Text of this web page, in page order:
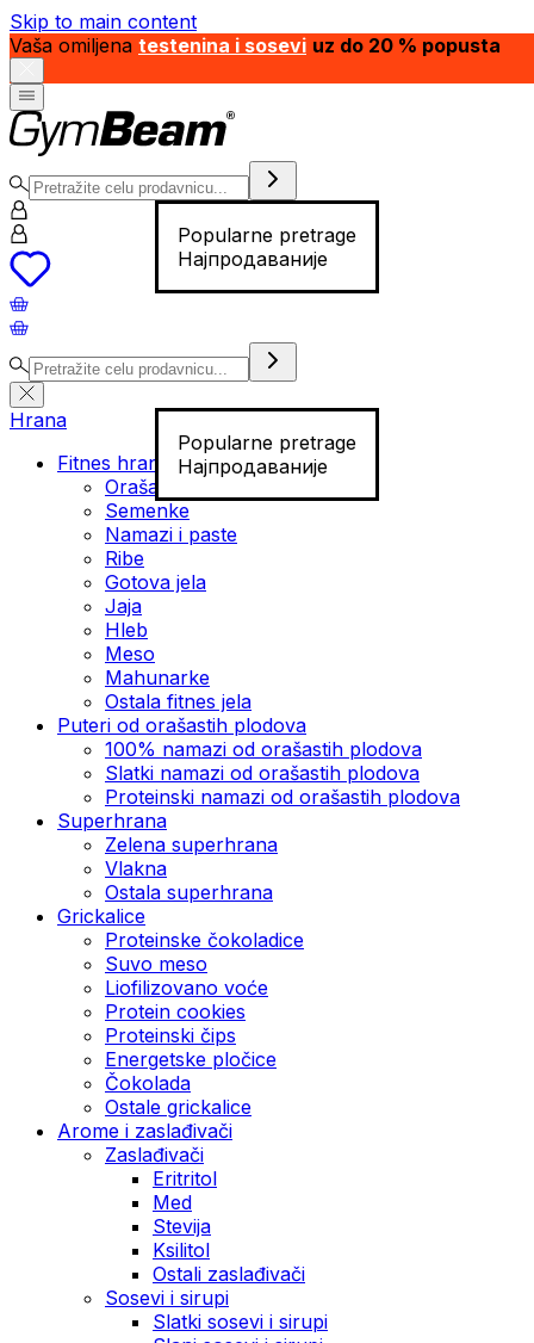
Skip to main content
Vaša omiljena testenina i sosevi uz do 20 % popusta
Popularne pretrage
Најпродаваније
Popularne pretrage
Најпродаваније
Hrana
Fitnes hrana
Orašasti plodovi
Semenke
Namazi i paste
Ribe
Gotova jela
Јаја
Hleb
Meso
Mahunarke
Ostala fitnes jela
Puteri od orašastih plodova
100% namazi od orašastih plodova
Slatki namazi od orašastih plodova
Proteinski namazi od orašastih plodova
Superhrana
Zelena superhrana
Vlakna
Ostala superhrana
Grickalice
Proteinske čokoladice
Suvo meso
Liofilizovano voće
Protein cookies
Proteinski čips
Energetske pločice
Čokolada
Ostale grickalice
Arome i zaslađivači
Zaslađivači
Eritritol
Med
Stevija
Ksilitol
Ostali zaslađivači
Sosevi i sirupi
Slatki sosevi i sirupi